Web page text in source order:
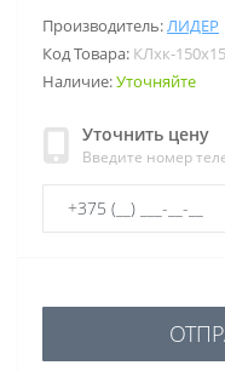
Производитель:ЛИДЕР
Код Товара: КЛхк-
Наличие:Уточняйте
Уточнить цену
Введите номер